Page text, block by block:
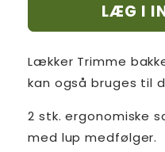
LÆG I
Lækker Trimme
kan også bruges til
2 stk. ergonomiske
med lup medfølger.